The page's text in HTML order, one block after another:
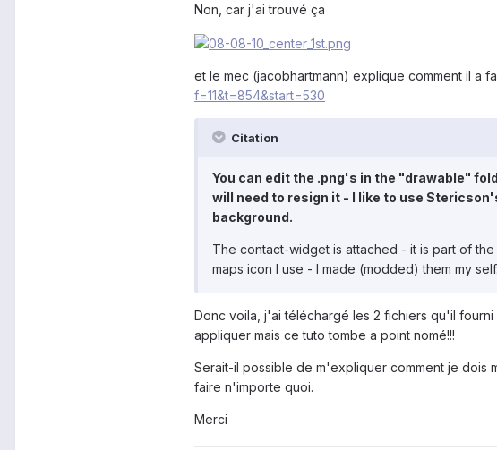
Non, car j'ai trouvé ça
et le mec (jacobhartmann) explique comment il a
f=11&t=854&start=530
Citation
You can edit the .png's in the "drawable"
will need to resign it - I like to use
background.
The contact-widget is attached - it is part of
maps icon I use - I made (modded) them my self.
Donc voila, j'ai téléchargé les 2 fichiers qu'il
appliquer mais ce tuto tombe a point nomé!!!
Serait-il possible de m'expliquer comment je dois
faire n'importe quoi.
Merci